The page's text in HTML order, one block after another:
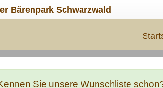
Bärenpark Schwarzwald
Sie unsere Wunschliste